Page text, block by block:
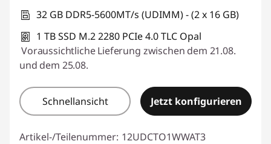
32 GB DDR5-5600MT/s (UDIMM) - (2 x 16 GB)
1 TB SSD M.2 2280 PCIe 4.0 TLC Opal
Voraussichtliche Lieferung zwischen dem 21.08.
und dem 25.08.
Schnellansicht Jetzt konfigurieren
Artikel-/Teilenummer: 12UDCTO1WWAT3